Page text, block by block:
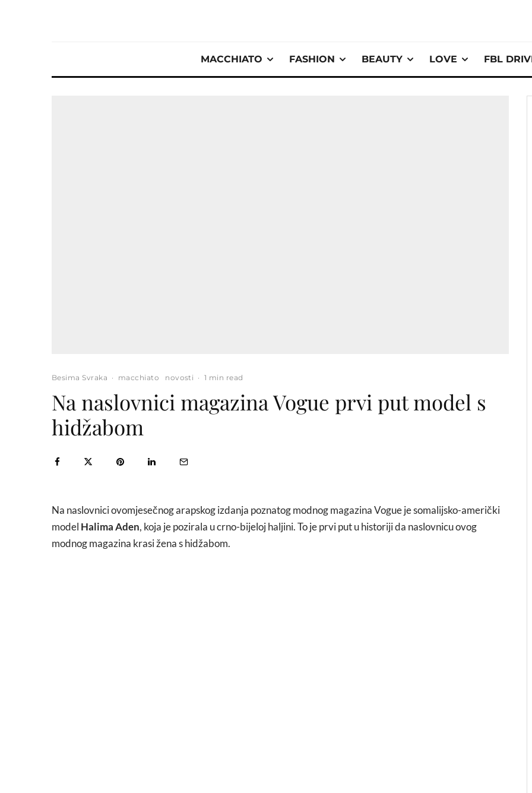
MACCHIATO FASHION BEAUTY LOVE FBL
Besima Svraka · macchiato novosti · 1 min read
Na naslovnici magazina Vogue prvi put model s
hidžabom
Na naslovnici ovomjesečnog arapskog izdanja poznatog modnog magazina Vogue je somalijsko-američki
model Halima Aden, koja je pozirala u crno-bijeloj haljini. To je prvi put u historiji da naslovnicu ovog
modnog magazina krasi žena s hidžabom.